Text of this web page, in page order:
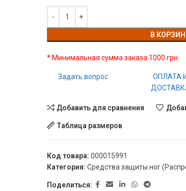
В
* Минимальная сумма заказа 1000 грн.
Задать вопрос
ОПЛАТА И
Добавить для сравнения
Таблица размеров
Код товара: 000015991
Категория: Средства защиты ног
Поделиться: